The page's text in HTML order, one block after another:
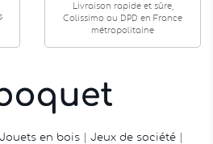
Livraison rapide et sûre,
Colissimo ou DPD en France
métropolitaine
Jouets en bois Jeux de société